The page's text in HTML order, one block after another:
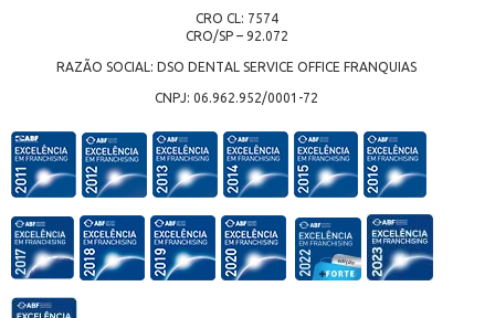
CRO CL: 7574
CRO/SP – 92.072
RAZÃO SOCIAL: DSO DENTAL SERVICE OFFICE FRANQUIAS
CNPJ: 06.962.952/0001-72